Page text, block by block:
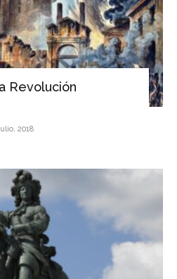
Revolución
2018